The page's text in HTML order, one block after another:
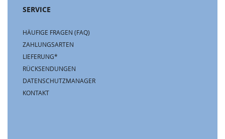
SERVICE
HÄUFIGE FRAGEN (FAQ)
ZAHLUNGSARTEN
LIEFERUNG*
RÜCKSENDUNGEN
DATENSCHUTZMANAGER
KONTAKT